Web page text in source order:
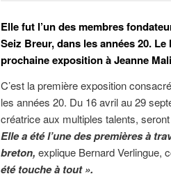
Elle fut l’un des membres
Seiz Breur, dans les années 20.
prochaine exposition à Jeanne
C’est la première exposition
les années 20. Du 16 avril au 29
créatrice aux multiples talents,
Elle a été l’une des premières à
breton, explique Bernard Verlingue,
été touche à tout ».